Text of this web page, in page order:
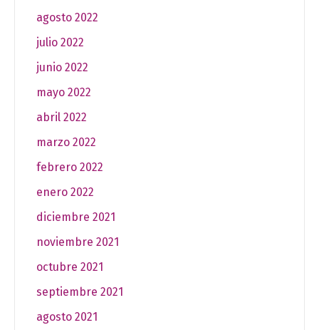
agosto 2022
julio 2022
junio 2022
mayo 2022
abril 2022
marzo 2022
febrero 2022
enero 2022
diciembre 2021
noviembre 2021
octubre 2021
septiembre 2021
agosto 2021